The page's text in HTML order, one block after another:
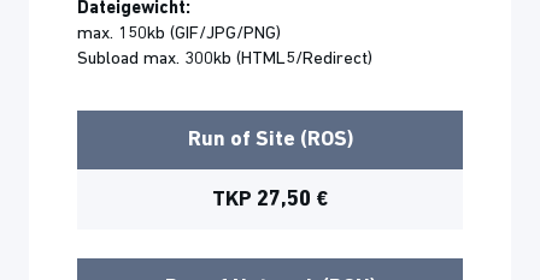
Dateigewicht:
max. 150kb (GIF/JPG/PNG)
Subload max. 300kb (HTML5/Redirect)
Run of Site (ROS)
TKP 27,50 €